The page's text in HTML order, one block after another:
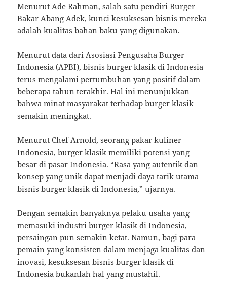
Menurut Ade Rahman, salah satu pendiri Burger
Bakar Abang Adek, kunci kesuksesan bisnis mereka
adalah kualitas bahan baku yang digunakan.
Menurut data dari Asosiasi Pengusaha Burger
Indonesia (APBI), bisnis burger klasik di Indonesia
terus mengalami pertumbuhan yang positif dalam
beberapa tahun terakhir. Hal ini menunjukkan
bahwa minat masyarakat terhadap burger klasik
semakin meningkat.
Menurut Chef Arnold, seorang pakar kuliner
Indonesia, burger klasik memiliki potensi yang
besar di pasar Indonesia. “Rasa yang autentik dan
konsep yang unik dapat menjadi daya tarik utama
bisnis burger klasik di Indonesia,” ujarnya.
Dengan semakin banyaknya pelaku usaha yang
memasuki industri burger klasik di Indonesia,
persaingan pun semakin ketat. Namun, bagi para
pemain yang konsisten dalam menjaga kualitas dan
inovasi, kesuksesan bisnis burger klasik di
Indonesia bukanlah hal yang mustahil.